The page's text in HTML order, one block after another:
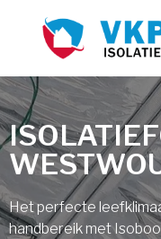
Het perfecte
handbereik met